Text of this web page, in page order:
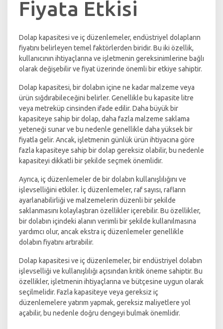
Fiyata Etkisi
Dolap kapasitesi ve iç düzenlemeler, endüstriyel dolapların
fiyatını belirleyen temel faktörlerden biridir. Bu iki özellik,
kullanıcının ihtiyaçlarına ve işletmenin gereksinimlerine bağlı
olarak değişebilir ve fiyat üzerinde önemli bir etkiye sahiptir.
Dolap kapasitesi, bir dolabın içine ne kadar malzeme veya
ürün sığdırabileceğini belirler. Genellikle bu kapasite litre
veya metreküp cinsinden ifade edilir. Daha büyük bir
kapasiteye sahip bir dolap, daha fazla malzeme saklama
yeteneği sunar ve bu nedenle genellikle daha yüksek bir
fiyatla gelir. Ancak, işletmenin günlük ürün ihtiyacına göre
fazla kapasiteye sahip bir dolap gereksiz olabilir, bu nedenle
kapasiteyi dikkatli bir şekilde seçmek önemlidir.
Ayrıca, iç düzenlemeler de bir dolabın kullanışlılığını ve
işlevselliğini etkiler. İç düzenlemeler, raf sayısı, rafların
ayarlanabilirliği ve malzemelerin düzenli bir şekilde
saklanmasını kolaylaştıran özellikler içerebilir. Bu özellikler,
bir dolabın içindeki alanın verimli bir şekilde kullanılmasına
yardımcı olur, ancak ekstra iç düzenlemeler genellikle
dolabın fiyatını artırabilir.
Dolap kapasitesi ve iç düzenlemeler, bir endüstriyel dolabın
işlevselliği ve kullanışlılığı açısından kritik öneme sahiptir. Bu
özellikler, işletmenin ihtiyaçlarına ve bütçesine uygun olarak
seçilmelidir. Fazla kapasiteye veya gereksiz iç
düzenlemelere yatırım yapmak, gereksiz maliyetlere yol
açabilir, bu nedenle doğru dengeyi bulmak önemlidir.